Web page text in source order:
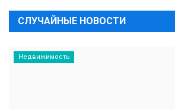
СЛУЧАЙНЫЕ НОВОСТИ
Недвижимость